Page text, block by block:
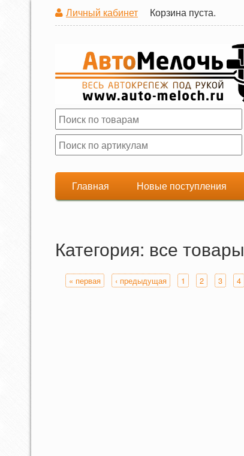
Личный кабинет Корзина пуста.
Форма поиска
Поиск
Главная Новые поступления
Категория: все товары
« первая ‹ предыдущая 1 2 3 4